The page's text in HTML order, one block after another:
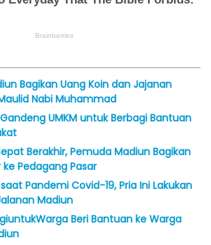
Bagikan Uang Koin dan Jajanan
Nabi Muhammad
UMKM untuk Berbagi Bantuan
Berakhir, Pemuda Madiun Bagikan
Pedagang Pasar
Pandemi Covid-19, Pria Ini Lakukan
Madiun
Beri Bantuan ke Warga